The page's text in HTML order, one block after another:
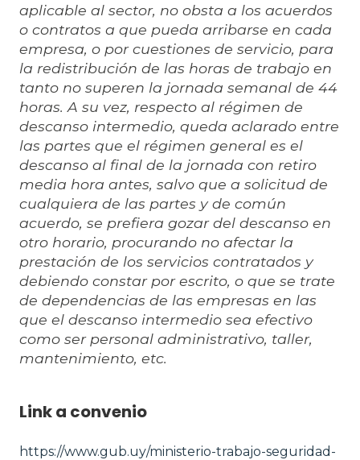
aplicable al sector, no obsta a los acuerdos
o contratos a que pueda arribarse en cada
empresa, o por cuestiones de servicio, para
la redistribución de las horas de trabajo en
tanto no superen la jornada semanal de 44
horas. A su vez, respecto al régimen de
descanso intermedio, queda aclarado entre
las partes que el régimen general es el
descanso al final de la jornada con retiro
media hora antes, salvo que a solicitud de
cualquiera de las partes y de común
acuerdo, se prefiera gozar del descanso en
otro horario, procurando no afectar la
prestación de los servicios contratados y
debiendo constar por escrito, o que se trate
de dependencias de las empresas en las
que el descanso intermedio sea efectivo
como ser personal administrativo, taller,
mantenimiento, etc.
Link a convenio
https://www.gub.uy/ministerio-trabajo-seguridad-